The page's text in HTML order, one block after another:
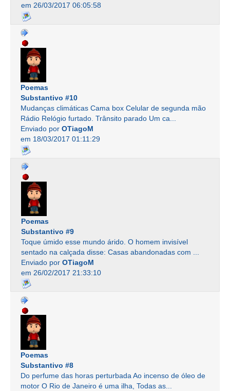
em 26/03/2017 06:05:58
Poemas
Substantivo #10
Mudanças climáticas Cama box Celular de segunda mão
Rádio Relógio furtado. Trânsito parado Um ca...
Enviado por OTiagoM
em 18/03/2017 01:11:29
Poemas
Substantivo #9
Toque úmido esse mundo árido. O homem invisível
sentado na calçada disse: Casas abandonadas com ...
Enviado por OTiagoM
em 26/02/2017 21:33:10
Poemas
Substantivo #8
Do perfume das horas perturbada Ao incenso de óleo de
motor O Rio de Janeiro é uma ilha, Todas as...